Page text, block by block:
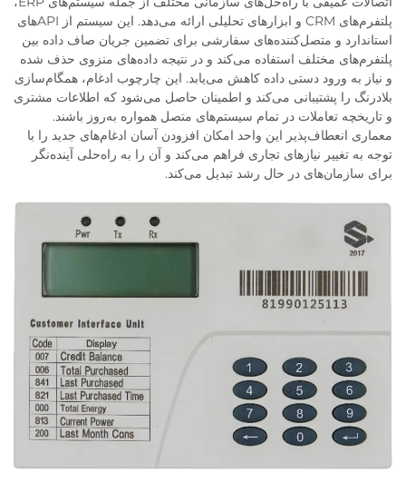
پلتفرم‌های CRM و ابزارهای تحلیلی ارائه می‌دهد. این سیستم از APIهای
استاندارد و متصل‌کننده‌های سفارشی برای تضمین جریان صاف داده بین
پلتفرم‌های مختلف استفاده می‌کند و در نتیجه داده‌های منزوی حذف شده
و نیاز به ورود دستی داده کاهش می‌یابد. این چارچوب ادغام، همگام‌سازی
بلادرنگ را پشتیبانی می‌کند و اطمینان حاصل می‌شود که اطلاعات مشتری
و تاریخچه تعاملات در تمام سیستم‌های متصل همواره به‌روز باشند.
معماری انعطاف‌پذیر این واحد امکان افزودن آسان ادغام‌های جدید را با
توجه به تغییر نیازهای تجاری فراهم می‌کند و آن را به راه‌حلی آینده‌نگر
برای سازمان‌های در حال رشد تبدیل می‌کند.